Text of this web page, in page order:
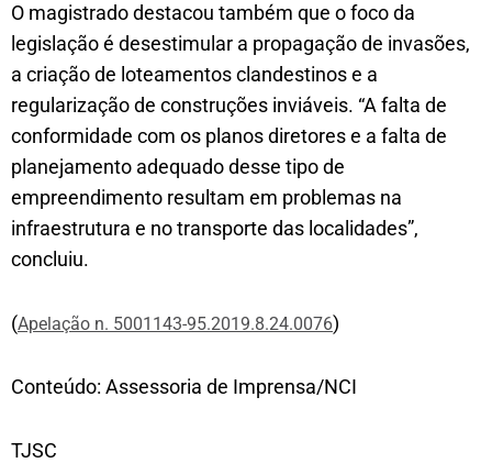
O magistrado destacou também que o foco da
legislação é desestimular a propagação de invasões,
a criação de loteamentos clandestinos e a
regularização de construções inviáveis. “A falta de
conformidade com os planos diretores e a falta de
planejamento adequado desse tipo de
empreendimento resultam em problemas na
infraestrutura e no transporte das localidades”,
concluiu.
(Apelação n. 5001143-95.2019.8.24.0076)
Conteúdo: Assessoria de Imprensa/NCI
TJSC